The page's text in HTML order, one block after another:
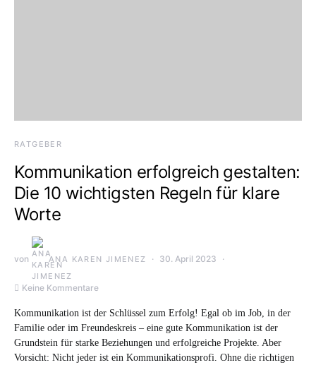
RATGEBER
Kommunikation erfolgreich gestalten:
Die 10 wichtigsten Regeln für klare
Worte
von ANA KAREN JIMENEZ 30. April 2023
Keine Kommentare
Kommunikation ist der Schlüssel zum Erfolg! Egal ob im Job, in der
Familie oder im Freundeskreis – eine gute Kommunikation ist der
Grundstein für starke Beziehungen und erfolgreiche Projekte. Aber
Vorsicht: Nicht jeder ist ein Kommunikationsprofi. Ohne die richtigen